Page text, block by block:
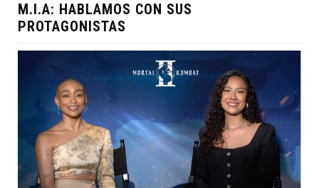
M.I.A: HABLAMOS CON SUS
PROTAGONISTAS